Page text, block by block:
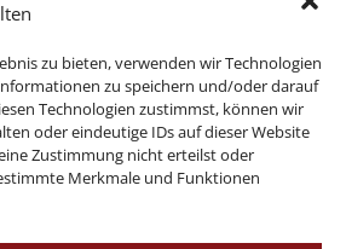
zu bieten, verwenden wir Technologien
zu speichern und/oder darauf
Technologien zustimmst, können wir
oder eindeutige IDs auf dieser Website
Zustimmung nicht erteilst oder
Merkmale und Funktionen
35-22